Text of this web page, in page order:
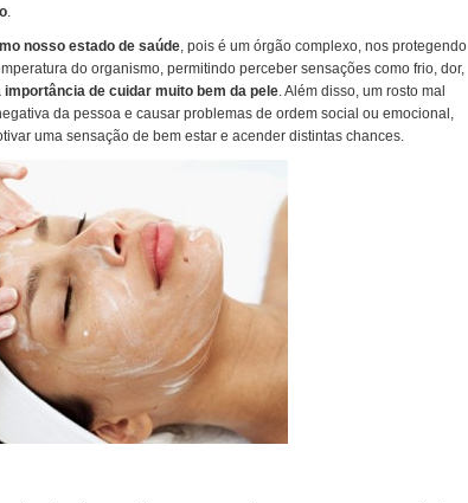
.
nosso estado de saúde, pois é um órgão complexo, nos protegendo
do organismo, permitindo perceber sensações como frio, dor,
importância de cuidar muito bem da pele. Além disso, um rosto mal
da pessoa e causar problemas de ordem social ou emocional,
uma sensação de bem estar e acender distintas chances.